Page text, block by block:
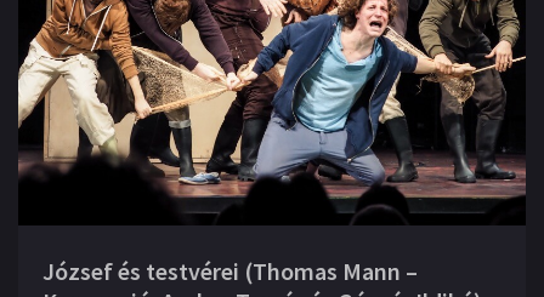
József és testvérei (Thomas Mann –